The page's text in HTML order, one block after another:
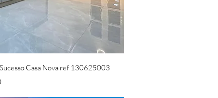
Visualização rápida
Casa Nova ref 130625003